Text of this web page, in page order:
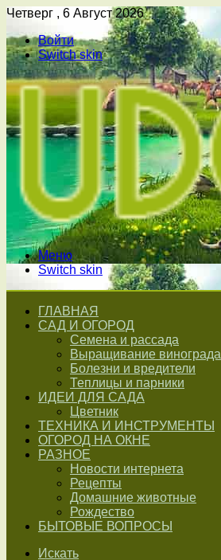
Четверг , 6 Август 2026
Войти
Switch skin
Меню
Switch skin
ГЛАВНАЯ
САД И ОГОРОД
Семена и рассада
Выращивание винограда
Болезни и вредители
Теплицы и парники
ИДЕИ ДЛЯ САДА
Цветник
ТЕХНИКА И ИНСТРУМЕНТЫ
ОГОРОД НА ОКНЕ
РАЗНОЕ
Новости интернета
Рецепты
Домашние животные
Рождество
БЫТОВЫЕ ВОПРОСЫ
Искать